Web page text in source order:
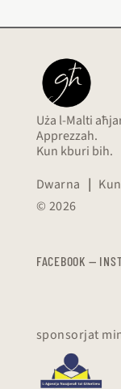
Uża l-Malti
Apprezzah.
Kun kburi bih.
Dwarna |
© 2026
FACEBOOK —
sponsorjat